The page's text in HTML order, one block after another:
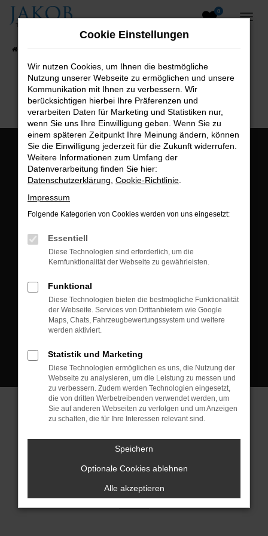
Zum
0
B2B-Shop
Öffnungszeiten:
Montag bis Freitag:
Postadresse:
Kontakt:
Tel.: +49 3745 760 90 20
Fax: +49 3745 760 90 21
Mail: fj@jakob-trading.com
Cookie Einstellungen
© 2026 Jakob Trading GmbH | Neustädter Straße 1 | DE-08223
Neustadt/Vogtland | fj@jakob-trading.com | Webdesign by audaris.de
Cookie Einstellungen
Wir nutzen Cookies, um Ihnen die bestmögliche
Nutzung unserer Webseite zu ermöglichen und unsere
Kommunikation mit Ihnen zu verbessern. Wir
berücksichtigen hierbei Ihre Präferenzen und
verarbeiten Daten für Marketing und Statistiken nur,
wenn Sie uns Ihre Einwilligung geben. Wenn Sie zu
einem späteren Zeitpunkt Ihre Meinung ändern, können
Sie die Einwilligung jederzeit für die Zukunft widerrufen.
Weitere Informationen zum Umfang der
Datenverarbeitung finden Sie hier:
Datenschutzerklärung Cookie-Richtlinie
Impressum
Folgende Kategorien von Cookies werden von uns eingesetzt:
Essentiell
Diese Technologien sind erforderlich, um die
Kernfunktionalität der Webseite zu gewährleisten.
Funktional
Diese Technologien bieten die bestmögliche Funktionalität
der Webseite. Services von Drittanbietern wie Google
Maps, Chats, Fahrzeugbewertungssystem und weitere
werden aktiviert.
Statistik und Marketing
Diese Technologien ermöglichen es uns, die Nutzung der
Webseite zu analysieren, um die Leistung zu messen und
zu verbessern. Zudem werden Technologien eingesetzt,
die von dritten Werbetreibenden verwendet werden, um
Sie auf anderen Webseiten zu verfolgen und um Anzeigen
zu schalten, die für Ihre Interessen relevant sind.
Speichern
Optionale Cookies ablehnen
Alle akzeptieren